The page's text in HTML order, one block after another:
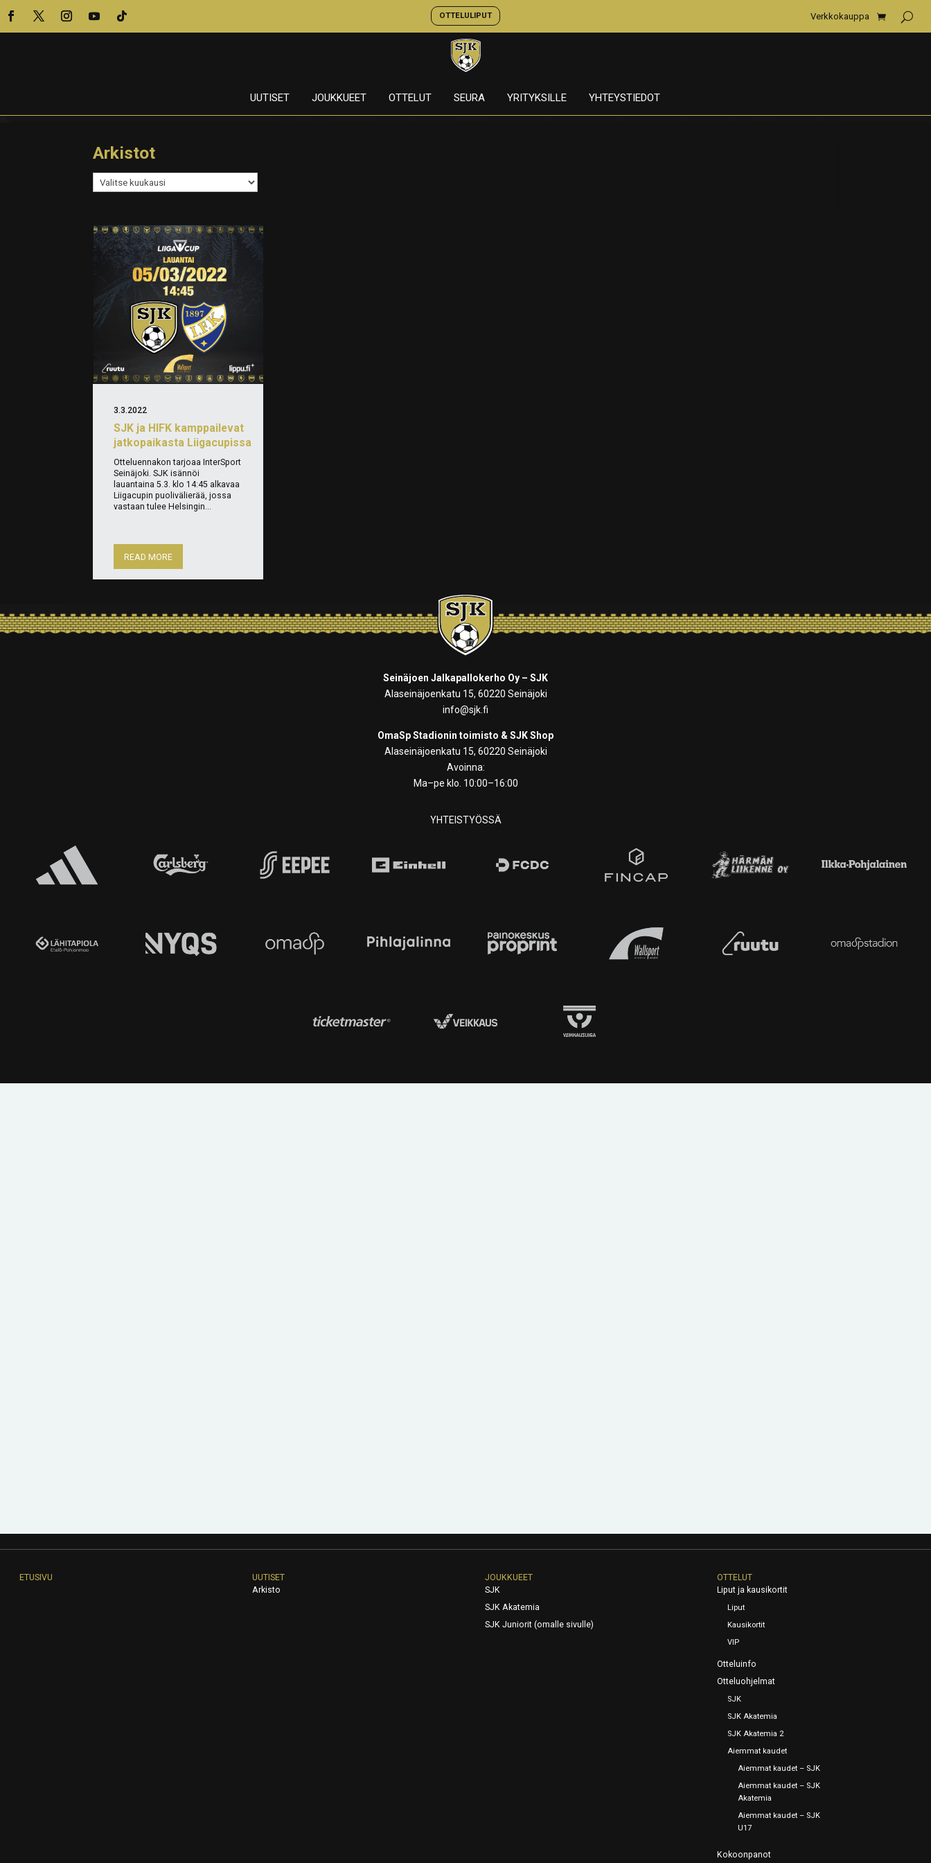
OTTELULIPUT Verkkokauppa
UUTISET JOUKKUEET OTTELUT SEURA YRITYKSILLE YHTEYSTIEDOT
Arkistot
Arkistot
SJK ja HIFK kamppailevat
jatkopaikasta Liigacupissa
3.3.2022
Otteluennakon tarjoaa InterSport
Seinäjoki. SJK isännöi
lauantaina 5.3. klo 14:45 alkavaa
Liigacupin puolivälierää, jossa
vastaan tulee Helsingin...
READ MORE
Seinäjoen Jalkapallokerho Oy – SJK
Alaseinäjoenkatu 15, 60220 Seinäjoki
info@sjk.fi
OmaSp Stadionin toimisto & SJK Shop
Alaseinäjoenkatu 15, 60220 Seinäjoki
Avoinna:
Ma–pe klo. 10:00–16:00
YHTEISTYÖSSÄ
ETUSIVU
UUTISET
Arkisto
JOUKKUEET
SJK
SJK Akatemia
SJK Juniorit (omalle sivulle)
OTTELUT
Liput ja kausikortit
Liput
Kausikortit
VIP
Otteluinfo
Otteluohjelmat
SJK
SJK Akatemia
SJK Akatemia 2
Aiemmat kaudet
Aiemmat kaudet – SJK
Aiemmat kaudet – SJK
Akatemia
Aiemmat kaudet – SJK
U17
Kokoonpanot